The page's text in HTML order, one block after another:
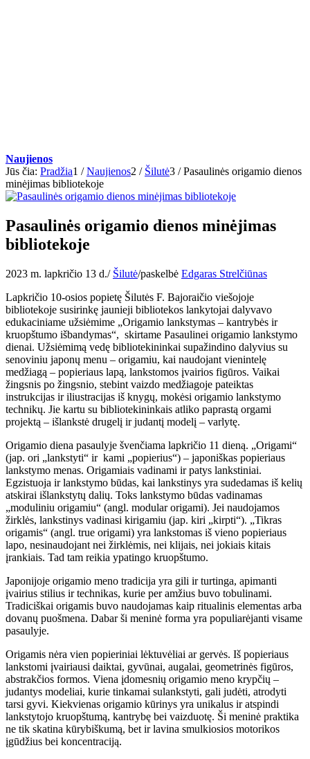
Naujienos
Jūs čia: Pradžia1 / Naujienos2 / Šilutė3 / Pasaulinės origamio dienos
minėjimas bibliotekoje
Pasaulinės origamio dienos minėjimas
bibliotekoje
2023 m. lapkričio 13 d./ Šilutė/paskelbė Edgaras Strelčiūnas
Lapkričio 10-osios popietę Šilutės F. Bajoraičio viešojoje
bibliotekoje susirinkę jaunieji bibliotekos lankytojai dalyvavo
edukaciniame užsiėmime „Origamio lankstymas – kantrybės ir
kruopštumo išbandymas“, skirtame Pasaulinei origamio lankstymo
dienai. Užsiėmimą vedę bibliotekininkai supažindino dalyvius su
senoviniu japonų menu – origamiu, kai naudojant vienintelę
medžiagą – popieriaus lapą, lankstomos įvairios figūros. Vaikai
žingsnis po žingsnio, stebint vaizdo medžiagoje pateiktas
instrukcijas ir iliustracijas iš knygų, mokėsi origamio lankstymo
technikų. Jie kartu su bibliotekininkais atliko paprastą orgami
projektą – išlankstė drugelį ir judantį modelį – varlytę.
Origamio diena pasaulyje švenčiama lapkričio 11 dieną. „Origami“
(jap. ori „lankstyti“ ir kami „popierius“) – japoniškas popieriaus
lankstymo menas. Origamiais vadinami ir patys lankstiniai.
Egzistuoja ir lankstymo būdas, kai lankstinys yra sudedamas iš kelių
atskirai išlankstytų dalių. Toks lankstymo būdas vadinamas
„moduliniu origamiu“ (angl. modular origami). Jei naudojamos
žirklės, lankstinys vadinasi kirigamiu (jap. kiri „kirpti“). „Tikras
origamis“ (angl. true origami) yra lankstomas iš vieno popieriaus
lapo, nesinaudojant nei žirklėmis, nei klijais, nei jokiais kitais
įrankiais. Tad tam reikia ypatingo kruopštumo.
Japonijoje origamio meno tradicija yra gili ir turtinga, apimanti
įvairius stilius ir technikas, kurie per amžius buvo tobulinami.
Tradiciškai origamis buvo naudojamas kaip ritualinis elementas arba
dovanų puošmena. Dabar ši meninė forma yra populiarėjanti visame
pasaulyje.
Origamis nėra vien popieriniai lėktuvėliai ar gervės. Iš popieriaus
lankstomi įvairiausi daiktai, gyvūnai, augalai, geometrinės figūros,
abstrakčios formos. Viena įdomesnių origamio meno krypčių –
judantys modeliai, kurie tinkamai sulankstyti, gali judėti, atrodyti
tarsi gyvi. Kiekvienas origamio kūrinys yra unikalus ir atspindi
lankstytojo kruopštumą, kantrybę bei vaizduotę. Ši meninė praktika
ne tik skatina kūrybiškumą, bet ir lavina smulkiosios motorikos
įgūdžius bei koncentraciją.